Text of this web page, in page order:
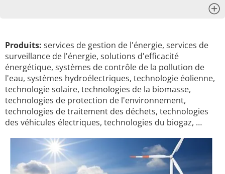
Produits: services de gestion de l'énergie, services de
surveillance de l'énergie, solutions d'efficacité
énergétique, systèmes de contrôle de la pollution de
l'eau, systèmes hydroélectriques, technologie éolienne,
technologie solaire, technologies de la biomasse,
technologies de protection de l'environnement,
technologies de traitement des déchets, technologies
des véhicules électriques, technologies du biogaz, …